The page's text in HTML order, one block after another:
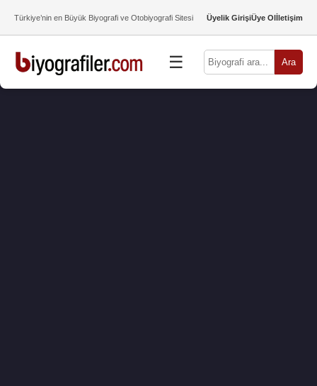
Türkiye’nin en Büyük Biyografi ve Otobiyografi Sitesi Üyelik GirişiÜye Olİletişim
☰ Ara